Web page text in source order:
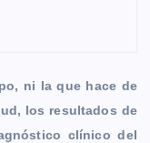
ni la que hace de
los resultados de
clínico del